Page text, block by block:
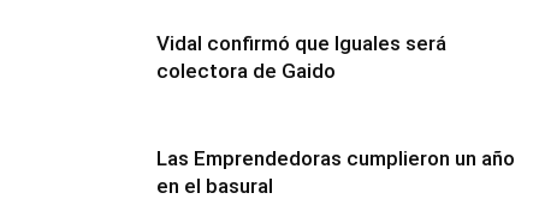
Vidal confirmó que Iguales será
colectora de Gaido
Las Emprendedoras cumplieron un año
en el basural